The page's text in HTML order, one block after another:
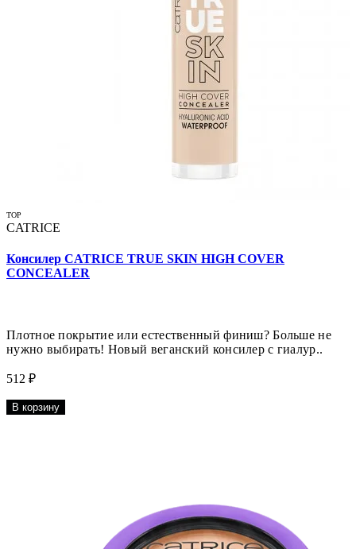
TOP
CATRICE
Консилер CATRICE TRUE SKIN HIGH COVER
CONCEALER
Плотное покрытие или естественный финиш? Больше не
нужно выбирать! Новый веганский консилер с гиалур..
512 ₽
В корзину